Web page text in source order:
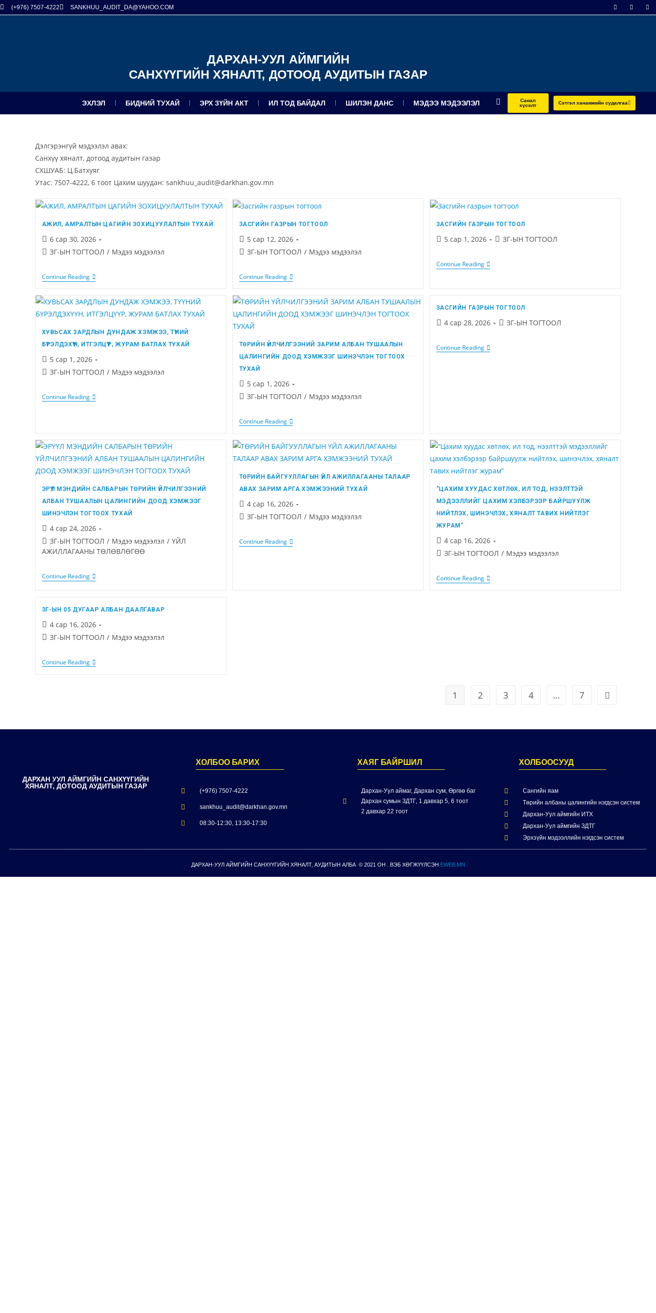
(+976) 7507-4222 SANKHUU_AUDIT_DA@YAHOO.COM
ДАРХАН-УУЛ АЙМГИЙН
САНХҮҮГИЙН ХЯНАЛТ, ДОТООД АУДИТЫН ГАЗАР
ЭХЛЭЛ БИДНИЙ ТУХАЙ ЭРХ ЗҮЙН АКТ ИЛ ТОД БАЙДАЛ ШИЛЭН ДАНС МЭДЭЭ МЭДЭЭЛЭЛ
Санал
хүсэлт
Сэтгэл ханамжийн судалгаа
Дэлгэрэнгүй мэдээлэл авах:
Санхүү хяналт, дотоод аудитын газар
СХШУАБ: Ц.Батхуяг
Утас: 7507-4222, 6 тоот Цахим шуудан: sankhuu_audit@darkhan.gov.mn
АЖИЛ, АМРАЛТЫН ЦАГИЙН ЗОХИЦУУЛАЛТЫН ТУХАЙ
6 сар 30, 2026
ЗГ-ЫН ТОГТООЛ / Мэдээ мэдээлэл
Continue Reading
ЗАСГИЙН ГАЗРЫН ТОГТООЛ
5 сар 12, 2026
ЗГ-ЫН ТОГТООЛ / Мэдээ мэдээлэл
Continue Reading
ЗАСГИЙН ГАЗРЫН ТОГТООЛ
5 сар 1, 2026 ЗГ-ЫН ТОГТООЛ
Continue Reading
ХУВЬСАХ ЗАРДЛЫН ДУНДАЖ ХЭМЖЭЭ, ТҮҮНИЙ
БҮРЭЛДЭХҮҮН, ИТГЭЛЦҮҮР, ЖУРАМ БАТЛАХ ТУХАЙ
5 сар 1, 2026
ЗГ-ЫН ТОГТООЛ / Мэдээ мэдээлэл
Continue Reading
ТӨРИЙН ҮЙЛЧИЛГЭЭНИЙ ЗАРИМ АЛБАН ТУШААЛЫН
ЦАЛИНГИЙН ДООД ХЭМЖЭЭГ ШИНЭЧЛЭН ТОГТООХ
ТУХАЙ
5 сар 1, 2026
ЗГ-ЫН ТОГТООЛ / Мэдээ мэдээлэл
Continue Reading
ЗАСГИЙН ГАЗРЫН ТОГТООЛ
4 сар 28, 2026 ЗГ-ЫН ТОГТООЛ
Continue Reading
ЭРҮҮЛ МЭНДИЙН САЛБАРЫН ТӨРИЙН ҮЙЛЧИЛГЭЭНИЙ
АЛБАН ТУШААЛЫН ЦАЛИНГИЙН ДООД ХЭМЖЭЭГ
ШИНЭЧЛЭН ТОГТООХ ТУХАЙ
4 сар 24, 2026
ЗГ-ЫН ТОГТООЛ / Мэдээ мэдээлэл / ҮЙЛ
АЖИЛЛАГААНЫ ТӨЛӨВЛӨГӨӨ
Continue Reading
ТӨРИЙН БАЙГУУЛЛАГЫН ҮЙЛ АЖИЛЛАГААНЫ ТАЛААР
АВАХ ЗАРИМ АРГА ХЭМЖЭЭНИЙ ТУХАЙ
4 сар 16, 2026
ЗГ-ЫН ТОГТООЛ / Мэдээ мэдээлэл
Continue Reading
“ЦАХИМ ХУУДАС ХӨТЛӨХ, ИЛ ТОД, НЭЭЛТТЭЙ
МЭДЭЭЛЛИЙГ ЦАХИМ ХЭЛБЭРЭЭР БАЙРШУУЛЖ
НИЙТЛЭХ, ШИНЭЧЛЭХ, ХЯНАЛТ ТАВИХ НИЙТЛЭГ
ЖУРАМ”
4 сар 16, 2026
ЗГ-ЫН ТОГТООЛ / Мэдээ мэдээлэл
Continue Reading
ЗГ-ЫН 05 ДУГААР АЛБАН ДААЛГАВАР
4 сар 16, 2026
ЗГ-ЫН ТОГТООЛ / Мэдээ мэдээлэл
Continue Reading
1 2 3 4 … 7
ДАРХАН УУЛ АЙМГИЙН САНХҮҮГИЙН
ХЯНАЛТ, ДОТООД АУДИТЫН ГАЗАР
ХОЛБОО БАРИХ
(+976) 7507-4222
sankhuu_audit@darkhan.gov.mn
08:30-12:30, 13:30-17:30
ХАЯГ БАЙРШИЛ
Дархан-Уул аймаг, Дархан сум, Өргөө баг
Дархан сумын ЗДТГ, 1 давхар 5, 6 тоот
2 давхар 22 тоот
ХОЛБООСУУД
Сангийн яам
Төрийн албаны цалингийн нэгдсэн систем
Дархан-Уул аймгийн ИТХ
Дархан-Уул аймгийн ЗДТГ
Эрхзүйн мэдээллийн нэгдсэн систем
ДАРХАН-УУЛ АЙМГИЙН САНХҮҮГИЙН ХЯНАЛТ, АУДИТЫН АЛБА © 2021 ОН . ВЭБ ХӨГЖҮҮЛСЭН EWEB.MN